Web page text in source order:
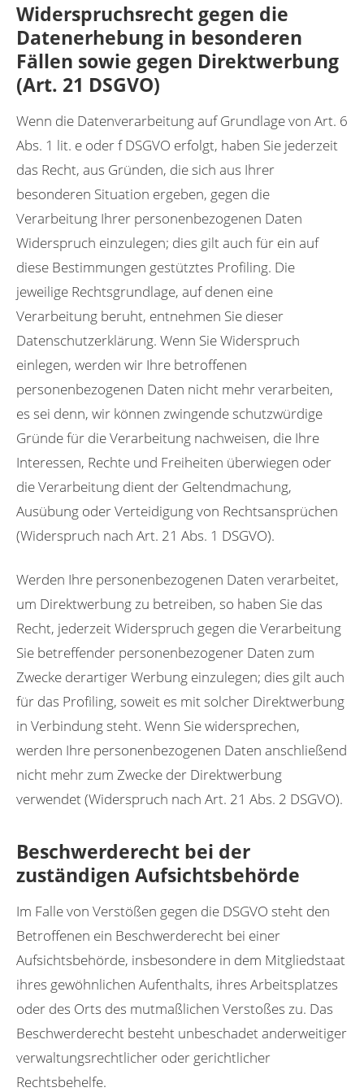
Widerspruchsrecht gegen die
Datenerhebung in besonderen
Fällen sowie gegen Direktwerbung
(Art. 21 DSGVO)
Wenn die Datenverarbeitung auf Grundlage von Art. 6
Abs. 1 lit. e oder f DSGVO erfolgt, haben Sie jederzeit
das Recht, aus Gründen, die sich aus Ihrer
besonderen Situation ergeben, gegen die
Verarbeitung Ihrer personenbezogenen Daten
Widerspruch einzulegen; dies gilt auch für ein auf
diese Bestimmungen gestütztes Profiling. Die
jeweilige Rechtsgrundlage, auf denen eine
Verarbeitung beruht, entnehmen Sie dieser
Datenschutzerklärung. Wenn Sie Widerspruch
einlegen, werden wir Ihre betroffenen
personenbezogenen Daten nicht mehr verarbeiten,
es sei denn, wir können zwingende schutzwürdige
Gründe für die Verarbeitung nachweisen, die Ihre
Interessen, Rechte und Freiheiten überwiegen oder
die Verarbeitung dient der Geltendmachung,
Ausübung oder Verteidigung von Rechtsansprüchen
(Widerspruch nach Art. 21 Abs. 1 DSGVO).
Werden Ihre personenbezogenen Daten verarbeitet,
um Direktwerbung zu betreiben, so haben Sie das
Recht, jederzeit Widerspruch gegen die Verarbeitung
Sie betreffender personenbezogener Daten zum
Zwecke derartiger Werbung einzulegen; dies gilt auch
für das Profiling, soweit es mit solcher Direktwerbung
in Verbindung steht. Wenn Sie widersprechen,
werden Ihre personenbezogenen Daten anschließend
nicht mehr zum Zwecke der Direktwerbung
verwendet (Widerspruch nach Art. 21 Abs. 2 DSGVO).
Beschwerderecht bei der
zuständigen Aufsichtsbehörde
Im Falle von Verstößen gegen die DSGVO steht den
Betroffenen ein Beschwerderecht bei einer
Aufsichtsbehörde, insbesondere in dem Mitgliedstaat
ihres gewöhnlichen Aufenthalts, ihres Arbeitsplatzes
oder des Orts des mutmaßlichen Verstoßes zu. Das
Beschwerderecht besteht unbeschadet anderweitiger
verwaltungsrechtlicher oder gerichtlicher
Rechtsbehelfe.